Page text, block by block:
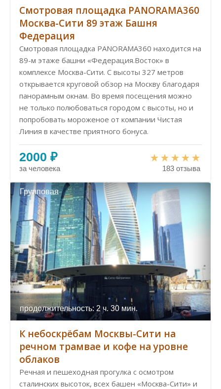
Смотровая площадка PANORAMA360
Москва-Сити 89 этаж Башня
Федерация
Смотровая площадка PANORAMA360 находится на
89-м этаже башни «Федерация.Восток» в
комплексе Москва-Сити. С высоты 327 метров
открывается круговой обзор на Москву благодаря
панорамным окнам. Во время посещения можно
не только полюбоваться городом с высоты, но и
попробовать мороженое от компании Чистая
Линия в качестве приятного бонуса.
2000 ₽
за человека 183 отзыва
Групповая
продолжительность: 2 ч. 30 мин.
К небоскрёбам Москвы-Сити на
речном трамвае и кофе на уровне
облаков
Речная и пешеходная прогулка с осмотром
сталинских высоток, всех башен «Москва-Сити» и